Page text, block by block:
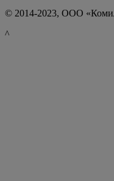
© 2014-2023, ООО
^